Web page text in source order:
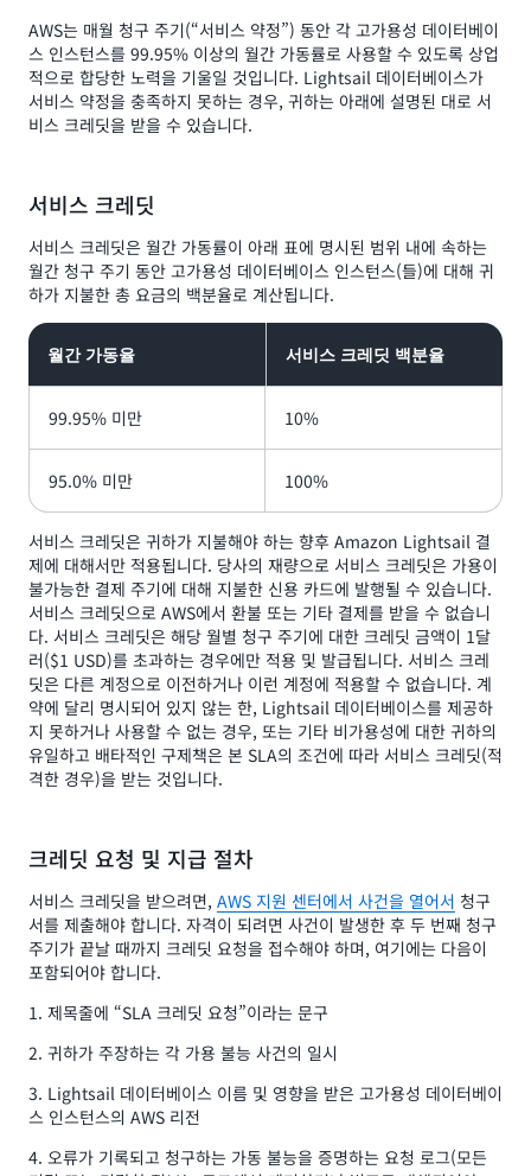
AWS는 매월 청구 주기(“서비스 약정”) 동안 각 고가용성 데이터베이
스 인스턴스를 99.95% 이상의 월간 가동률로 사용할 수 있도록 상업
적으로 합당한 노력을 기울일 것입니다. Lightsail 데이터베이스가
서비스 약정을 충족하지 못하는 경우, 귀하는 아래에 설명된 대로 서
비스 크레딧을 받을 수 있습니다.
서비스 크레딧
서비스 크레딧은 월간 가동률이 아래 표에 명시된 범위 내에 속하는
월간 청구 주기 동안 고가용성 데이터베이스 인스턴스(들)에 대해 귀
하가 지불한 총 요금의 백분율로 계산됩니다.
월간 가동율 서비스 크레딧 백분율
99.95% 미만 10%
95.0% 미만 100%
서비스 크레딧은 귀하가 지불해야 하는 향후 Amazon Lightsail 결
제에 대해서만 적용됩니다. 당사의 재량으로 서비스 크레딧은 가용이
불가능한 결제 주기에 대해 지불한 신용 카드에 발행될 수 있습니다.
서비스 크레딧으로 AWS에서 환불 또는 기타 결제를 받을 수 없습니
다. 서비스 크레딧은 해당 월별 청구 주기에 대한 크레딧 금액이 1달
러($1 USD)를 초과하는 경우에만 적용 및 발급됩니다. 서비스 크레
딧은 다른 계정으로 이전하거나 이런 계정에 적용할 수 없습니다. 계
약에 달리 명시되어 있지 않는 한, Lightsail 데이터베이스를 제공하
지 못하거나 사용할 수 없는 경우, 또는 기타 비가용성에 대한 귀하의
유일하고 배타적인 구제책은 본 SLA의 조건에 따라 서비스 크레딧(적
격한 경우)을 받는 것입니다.
크레딧 요청 및 지급 절차
서비스 크레딧을 받으려면, AWS 지원 센터에서 사건을 열어서 청구
서를 제출해야 합니다. 자격이 되려면 사건이 발생한 후 두 번째 청구
주기가 끝날 때까지 크레딧 요청을 접수해야 하며, 여기에는 다음이
포함되어야 합니다.
1. 제목줄에 “SLA 크레딧 요청”이라는 문구
2. 귀하가 주장하는 각 가용 불능 사건의 일시
3. Lightsail 데이터베이스 이름 및 영향을 받은 고가용성 데이터베이
스 인스턴스의 AWS 리전
4. 오류가 기록되고 청구하는 가동 불능을 증명하는 요청 로그(모든